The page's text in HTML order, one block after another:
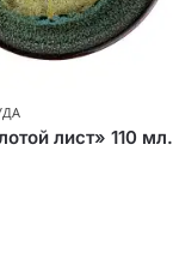
лист» 110 мл.